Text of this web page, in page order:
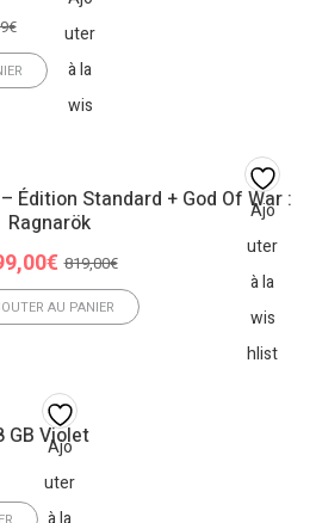
uter
à la
wis
€
Ajo
uter
à la
wis
hlist
Édition Standard + God Of War :
Ragnarök
819,00€
€Le
prix
actuel
AU PANIER
Ajo
uter
GB Violet